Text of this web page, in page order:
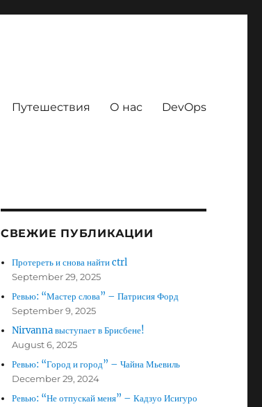
Путешествия О нас DevOps
СВЕЖИЕ ПУБЛИКАЦИИ
Протереть и снова найти ctrl
September 29, 2025
Ревью: “Мастер слова” – Патрисия Форд
September 9, 2025
Nirvanna выступает в Брисбене!
August 6, 2025
Ревью: “Город и город” – Чайна Мьевиль
December 29, 2024
Ревью: “Не отпускай меня” – Кадзуо Исигуро